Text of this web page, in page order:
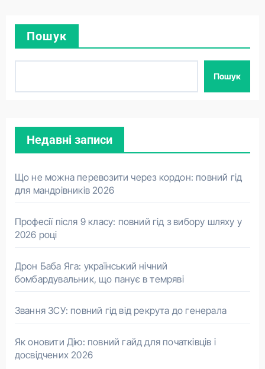
Пошук
Пошук
Недавні записи
Що не можна перевозити через кордон: повний гід
для мандрівників 2026
Професії після 9 класу: повний гід з вибору шляху у
2026 році
Дрон Баба Яга: український нічний
бомбардувальник, що панує в темряві
Звання ЗСУ: повний гід від рекрута до генерала
Як оновити Дію: повний гайд для початківців і
досвідчених 2026